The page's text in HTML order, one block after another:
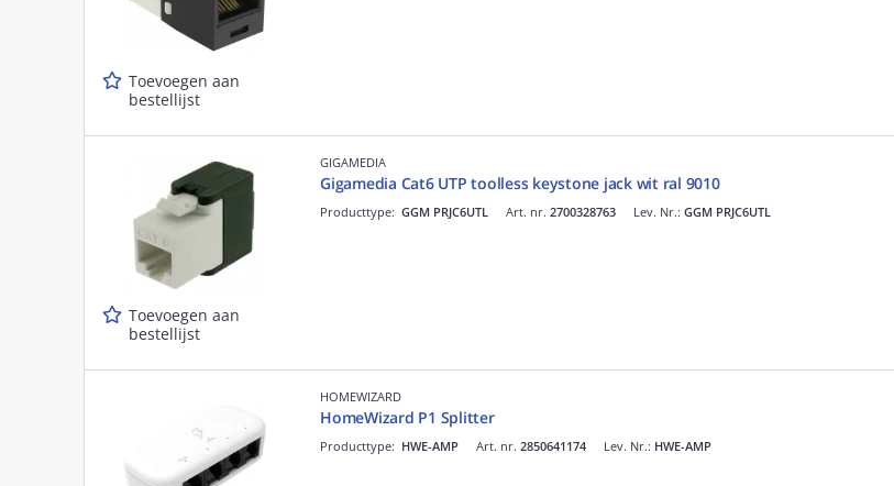
Toevoegen aan
bestellijst
Toevoegen aan
bestellijst
GIGAMEDIA
Gigamedia Cat6 UTP toolless keystone jack wit ral 9010
Art. nr. 2700328763
Producttype: GGM PRJC6UTL Lev. Nr.: GGM PRJC6UTL
HOMEWIZARD
HomeWizard P1 Splitter
Art. nr. 2850641174
Producttype: HWE-AMP Lev. Nr.: HWE-AMP